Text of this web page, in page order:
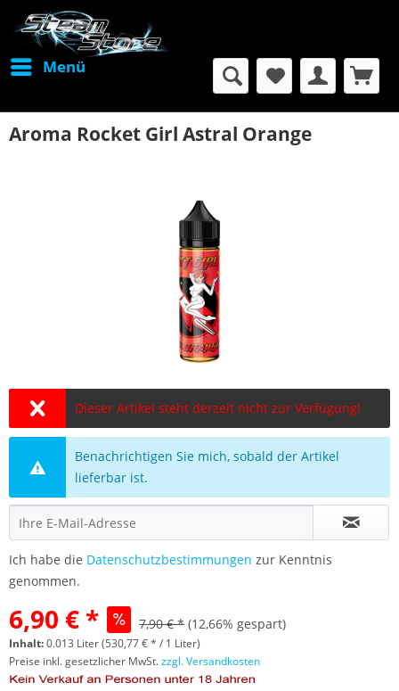
Menü
Aroma Rocket Girl Astral Orange
Dieser Artikel steht derzeit nicht zur Verfügung!
Benachrichtigen Sie mich, sobald der Artikel
lieferbar ist.
Ich habe die Datenschutzbestimmungen zur Kenntnis
genommen.
6,90 € * 7,90 € * (12,66% gespart)
Inhalt:0.013 Liter (530,77 € * / 1 Liter)
Preise inkl. gesetzlicher MwSt.zzgl. Versandkosten